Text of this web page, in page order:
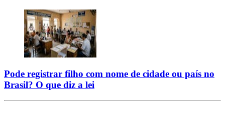
Pode registrar filho com nome de cidade ou país no
Brasil? O que diz a lei